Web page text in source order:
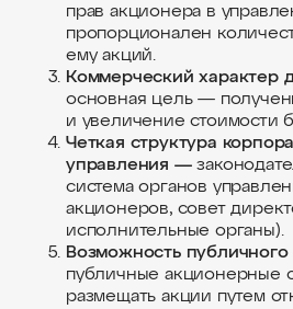
прав акционера в
пропорционален
ему акций.
Коммерческий характер
основная цель —
и увеличение стоимости
Четкая структура
управления —
система органов
акционеров, совет
исполнительные органы).
Возможность
публичные акционерные
размещать акции путем